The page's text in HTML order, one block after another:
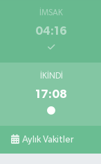
İMSAK
04:16
İKINDI
17:08
Aylık Vakitler